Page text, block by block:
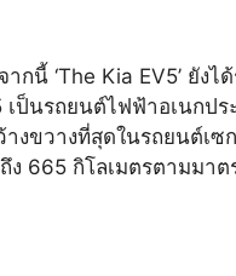
‘The Kia EV5’ ยังได้
เป็นรถยนต์ไฟฟ้าอเนกป
ขวางที่สุดในรถยนต์เซ
665 กิโลเมตรตามมา